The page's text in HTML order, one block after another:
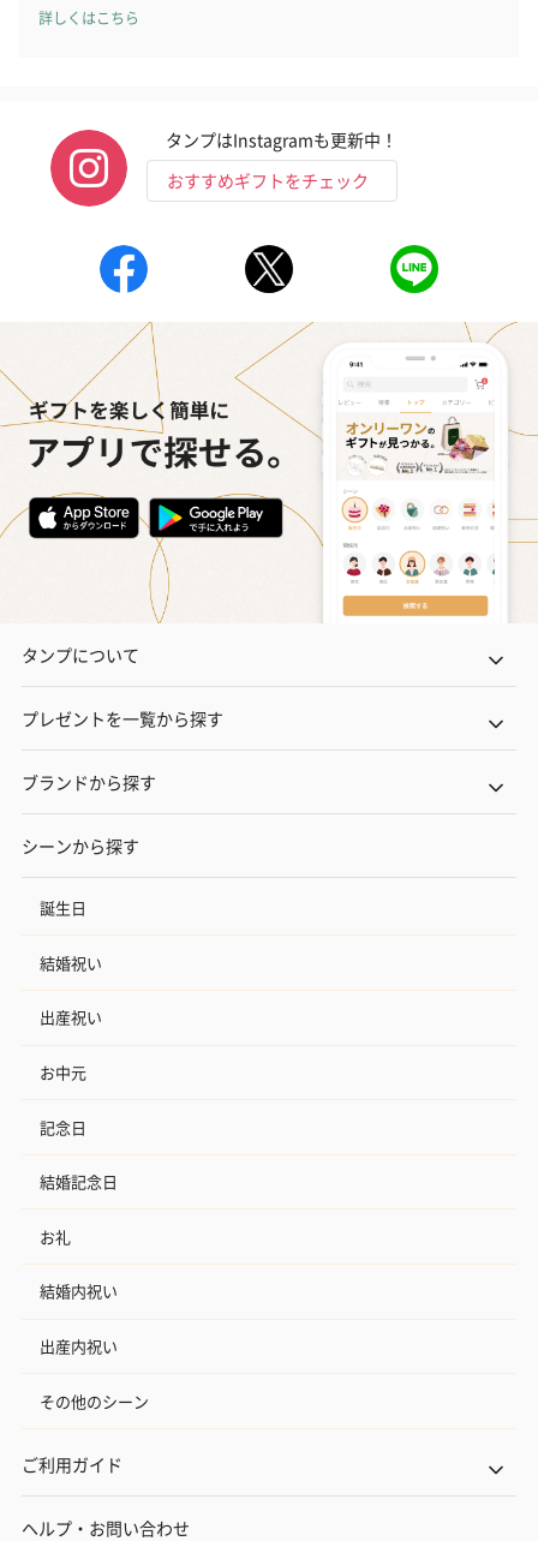
詳しくはこちら
タンプはInstagramも更新中！
おすすめギフトをチェック
タンプについて
プレゼントを一覧から探す
ブランドから探す
シーンから探す
誕生日
結婚祝い
出産祝い
お中元
記念日
結婚記念日
お礼
結婚内祝い
出産内祝い
その他のシーン
ご利用ガイド
ヘルプ・お問い合わせ